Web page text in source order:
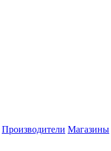
Производители Магазины